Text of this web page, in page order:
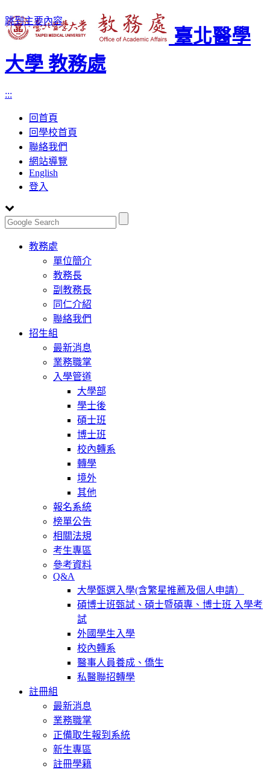
跳到主要內容
臺北醫學
大學 教務處
:::
回首頁
回學校首頁
聯絡我們
網站導覽
English
登入
Toggle
navigation
教務處
單位簡介
教務長
副教務長
同仁介紹
聯絡我們
招生組
最新消息
業務職掌
入學管道
大學部
學士後
碩士班
博士班
校內轉系
轉學
境外
其他
報名系統
榜單公告
相關法規
考生專區
參考資料
Q&A
大學甄選入學(含繁星推薦及個人申請）
碩博士班甄試、碩士暨碩專、博士班 入學考
試
外國學生入學
校內轉系
醫事人員養成、僑生
私醫聯招轉學
註冊組
最新消息
業務職掌
正備取生報到系統
新生專區
註冊學籍